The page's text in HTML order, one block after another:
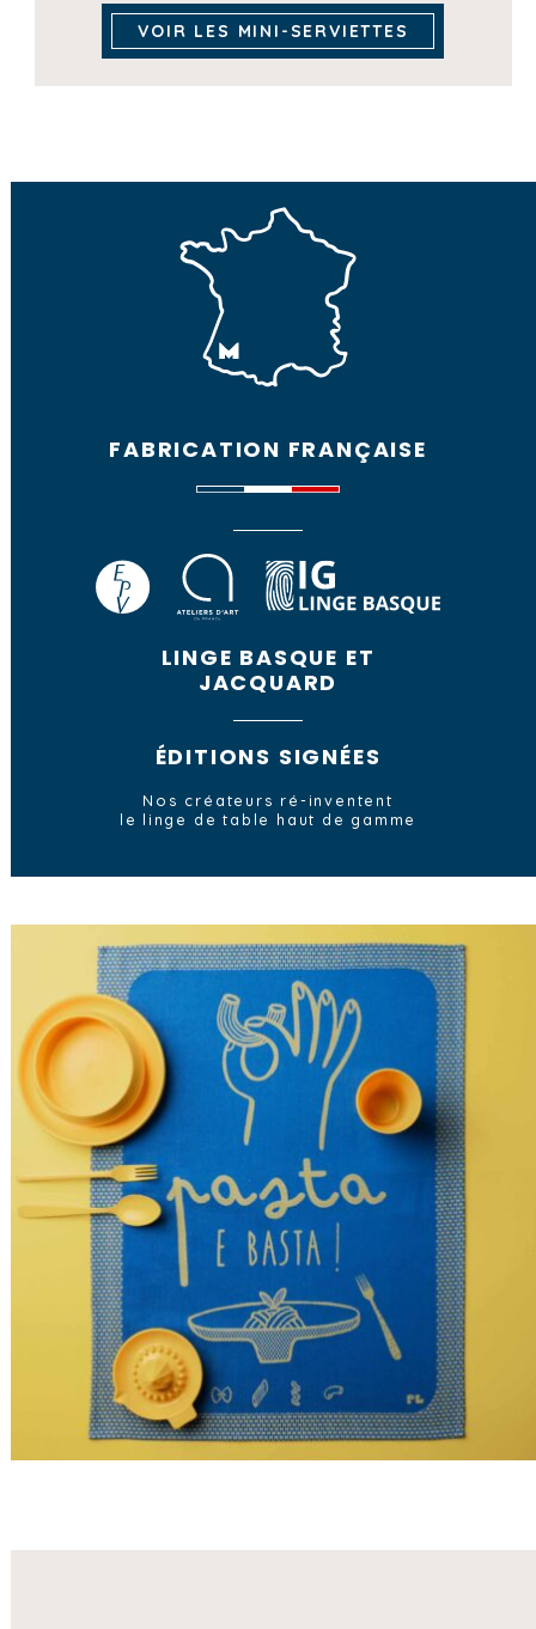
VOIR LES MINI-SERVIETTES
FABRICATION FRANÇAISE
LINGE BASQUE ET
JACQUARD
ÉDITIONS SIGNÉES
Nos créateurs ré-inventent
le linge de table haut de gamme